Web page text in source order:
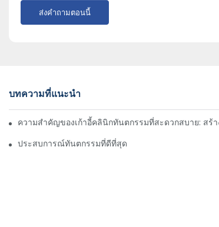
ส่งคำถามตอนนี้
บทความที่แนะนำ
ความสำคัญของเก้าอี้คลินิกทันตกรรมที่สะดวกสบาย: สร้
ประสบการณ์ทันตกรรมที่ดีที่สุด: ดูเก้าอี้ทันตกรรมสีดำที่กำ